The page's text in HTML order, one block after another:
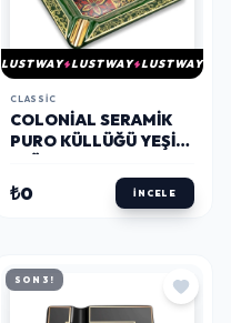
LUSTWAY LUSTWAY LUSTWAY
CLASSIC
COLONIAL SERAMIK
PURO KÜLLÜĞÜ YEŞIL
₺0 İNCELE
SON 3!